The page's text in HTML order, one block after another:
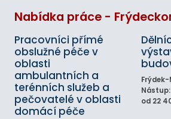
Nabídka práce -
Pracovníci přímé
obslužné péče v
oblasti
ambulantních a
terénních služeb a
pečovatelé v oblasti
domácí péče
od 22